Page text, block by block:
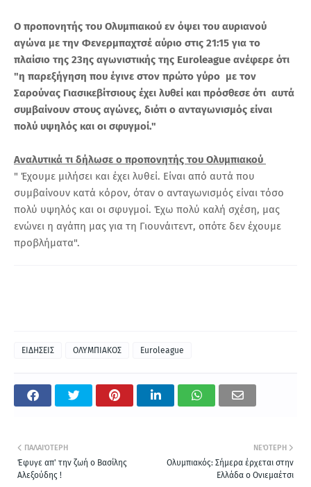
O προπονητής του Ολυμπιακού εν όψει του αυριανού
αγώνα με την Φενερμπαχτσέ αύριο στις 21:15 για το
πλαίσιο της 23ης αγωνιστικής της Euroleague ανέφερε ότι
"η παρεξήγηση που έγινε στον πρώτο γύρο με τον
Σαρούνας Γιασικεβίτσιους έχει λυθεί και πρόσθεσε ότι αυτά
συμβαίνουν στους αγώνες, διότι ο ανταγωνισμός είναι
πολύ υψηλός και οι σφυγμοί."
Αναλυτικά τι δήλωσε ο προπονητής του Ολυμπιακού
" Έχουμε μιλήσει και έχει λυθεί. Είναι από αυτά που
συμβαίνουν κατά κόρον, όταν ο ανταγωνισμός είναι τόσο
πολύ υψηλός και οι σφυγμοί. Έχω πολύ καλή σχέση, μας
ενώνει η αγάπη μας για τη Γιουνάιτεντ, οπότε δεν έχουμε
προβλήματα".
ΕΙΔΗΣΕΙΣ ΟΛΥΜΠΙΑΚΟΣ Euroleague
ΝΕΌΤΕΡΗ
Ολυμπιακός: Σήμερα έρχεται στην
Ελλάδα ο Ονιεμαέτσι
ΠΑΛΑΙΌΤΕΡΗ
Έφυγε απ' την ζωή ο Βασίλης
Αλεξούδης !